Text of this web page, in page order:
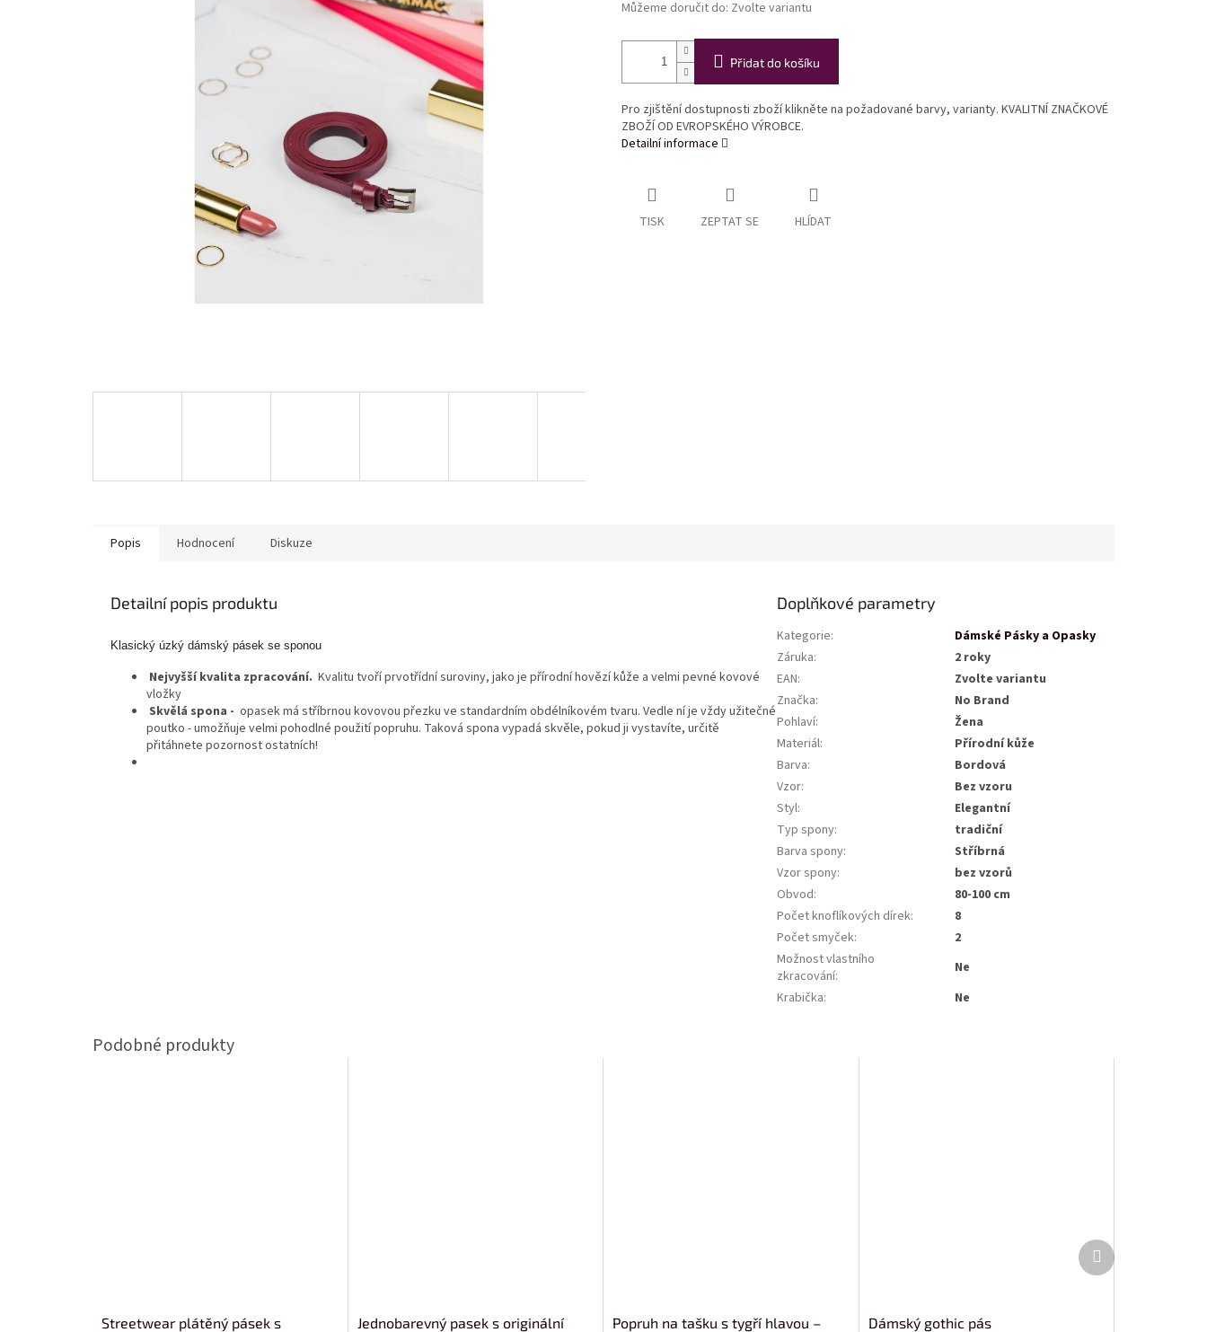
Můžeme doručit do: Zvolte variantu
Přidat do košíku
Pro zjištění dostupnosti zboží klikněte na požadované barvy, varianty. KVALITNÍ ZNAČKOVÉ
ZBOŽÍ OD EVROPSKÉHO VÝROBCE.
Detailní informace
TISK ZEPTAT SE HLÍDAT
Popis Hodnocení Diskuze
Detailní popis produktu
Klasický úzký dámský pásek se sponou
Nejvyšší kvalita zpracování. Kvalitu tvoří prvotřídní suroviny, jako je přírodní hovězí kůže a velmi pevné kovové
vložky
Skvělá spona - opasek má stříbrnou kovovou přezku ve standardním obdélníkovém tvaru. Vedle ní je vždy užitečné
poutko - umožňuje velmi pohodlné použití popruhu. Taková spona vypadá skvěle, pokud ji vystavíte, určitě
přitáhnete pozornost ostatních!
Doplňkové parametry
Kategorie:
Dámské Pásky a Opasky
Záruka:
2 roky
EAN:
Zvolte variantu
Značka:
No Brand
Pohlaví:
Žena
Materiál:
Přírodní kůže
Barva:
Bordová
Vzor:
Bez vzoru
Styl:
Elegantní
Typ spony:
tradiční
Barva spony:
Stříbrná
Vzor spony:
bez vzorů
Obvod:
80-100 cm
Počet knoflíkových dírek:
8
Počet smyček:
2
Možnost vlastního
zkracování:
Ne
Krabička: Ne
Streetwear plátěný pásek s
Jednobarevný pasek s originální
Popruh na tašku s tygří hlavou –
Dámský gothic pás
Další
produkt